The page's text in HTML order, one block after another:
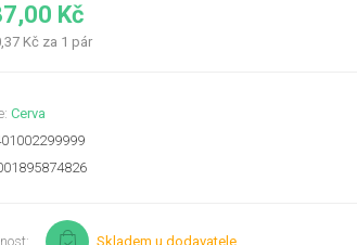
Kč
Kč za 1 pár
Cerva
Skladem u dodavatele